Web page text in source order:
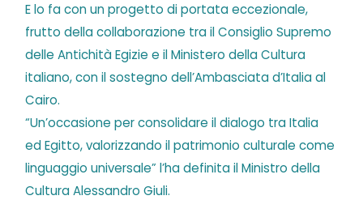
E lo fa con un progetto di portata eccezionale,
frutto della collaborazione tra il Consiglio Supremo
delle Antichità Egizie e il Ministero della Cultura
italiano, con il sostegno dell’Ambasciata d’Italia al
Cairo.
“Un’occasione per consolidare il dialogo tra Italia
ed Egitto, valorizzando il patrimonio culturale come
linguaggio universale” l’ha definita il Ministro della
Cultura Alessandro Giuli.